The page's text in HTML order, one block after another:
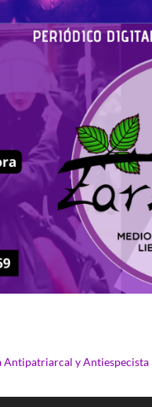
Antipatriarcal y Antiespecista